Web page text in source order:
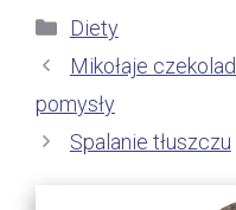
Kategorie
Diety
Mikołaje
pomysły
Spalanie tłuszczu